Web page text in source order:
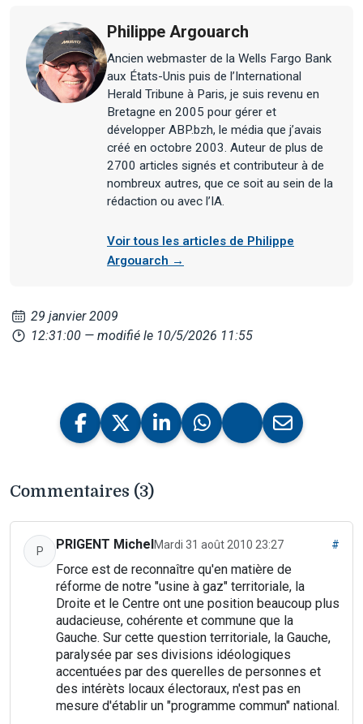
Philippe Argouarch
Ancien webmaster de la Wells Fargo Bank
aux États-Unis puis de l’International
Herald Tribune à Paris, je suis revenu en
Bretagne en 2005 pour gérer et
développer ABP.bzh, le média que j’avais
créé en octobre 2003. Auteur de plus de
2700 articles signés et contributeur à de
nombreux autres, que ce soit au sein de la
rédaction ou avec l’IA.
Voir tous les articles de Philippe
Argouarch →
29 janvier 2009
12:31:00 — modifié le 10/5/2026 11:55
Commentaires (3)
P PRIGENT Michel Mardi 31 août 2010 23:27 #
Force est de reconnaître qu'en matière de
réforme de notre "usine à gaz" territoriale, la
Droite et le Centre ont une position beaucoup plus
audacieuse, cohérente et commune que la
Gauche. Sur cette question territoriale, la Gauche,
paralysée par ses divisions idéologiques
accentuées par des querelles de personnes et
des intérèts locaux électoraux, n'est pas en
mesure d'établir un "programme commun" national.